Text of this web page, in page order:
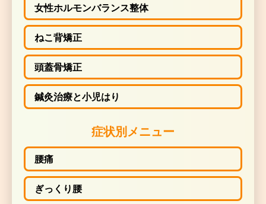
総合整体では慢性化した寝違え
った体への負担を全身的アプローチで取り除きま
手足や首、体幹をテコとして利用し、
全身の筋肉や膜、関節、靭帯をリラックスさせ、頑固に
の緊張ラインをほぐし、体のバランスとアライメント
首だけでなく体のあらゆる場所に生じる痛みや機能不全
血流、内臓の問題、自律神経の問題、ホルモンバラン
女性ホルモンバランス整体
ねこ背矯正
頭蓋骨矯正
鍼灸治療と小児はり
症状別メニュー
腰痛
ぎっくり腰